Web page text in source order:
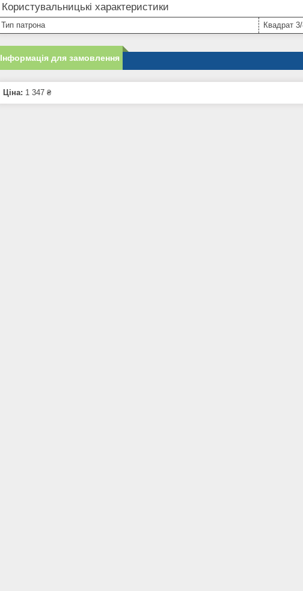
Користувальницькі характеристики
Тип патрона Квадрат
Інформація для замовлення
Ціна: 1 347 ₴